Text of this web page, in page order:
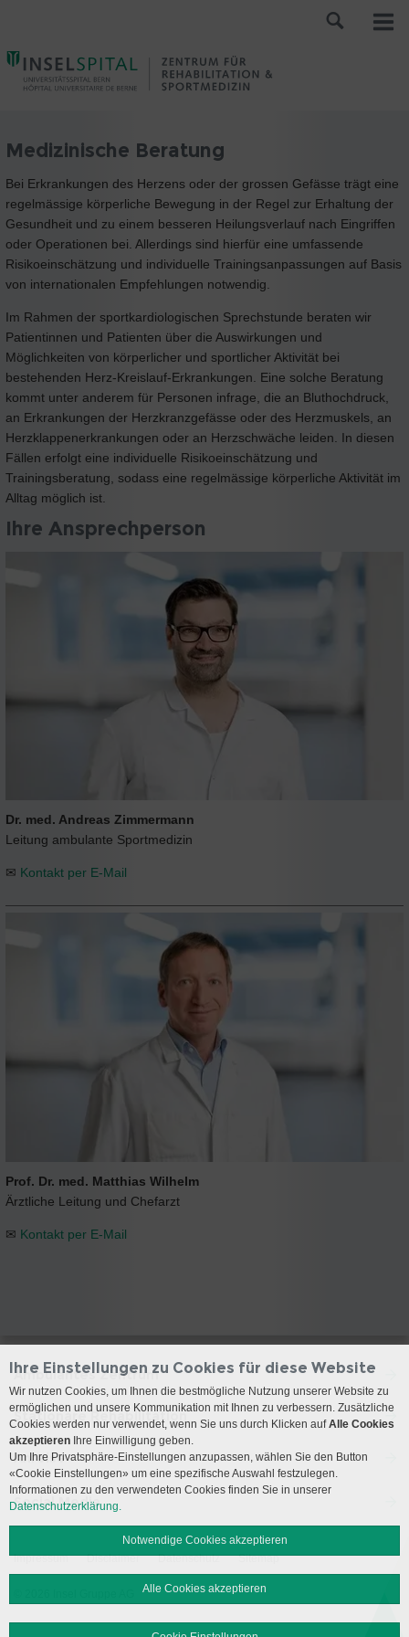
Medizinische Beratung
Bei Erkrankungen des Herzens oder der grossen Gefässe trägt eine
regelmässige körperliche Bewegung in der Regel zur Erhaltung der
Gesundheit und zu einem besseren Heilungsverlauf nach Eingriffen
oder Operationen bei. Allerdings sind hierfür eine umfassende
Risikoeinschätzung und individuelle Trainingsanpassungen auf Basis
von internationalen Empfehlungen notwendig.
Im Rahmen der sportkardiologischen Sprechstunde beraten wir
Patientinnen und Patienten über die Auswirkungen und
Möglichkeiten von körperlicher und sportlicher Aktivität bei
bestehenden Herz-Kreislauf-Erkrankungen. Eine solche Beratung
kommt unter anderem für Personen infrage, die an Bluthochdruck,
an Erkrankungen der Herzkranzgefässe oder des Herzmuskels, an
Herzklappenerkrankungen oder an Herzschwäche leiden. In diesen
Fällen erfolgt eine individuelle Risikoeinschätzung und
Trainingsberatung, sodass eine regelmässige körperliche Aktivität im
Alltag möglich ist.
Ihre Ansprechperson
Dr. med. Andreas Zimmermann
Leitung ambulante Sportmedizin
✉ Kontakt per E-Mail
Prof. Dr. med. Matthias Wilhelm
Ärztliche Leitung und Chefarzt
✉ Kontakt per E-Mail
Ambulantes Zentrum
Stationäre Rehabilitation
Anreise
Social Media
Impressum Disclaimer Datenschutz Sitemap
Ihre Einstellungen zu Cookies für diese Website
Wir nutzen Cookies, um Ihnen die bestmögliche Nutzung unserer Website zu
ermöglichen und unsere Kommunikation mit Ihnen zu verbessern. Zusätzliche
Cookies werden nur verwendet, wenn Sie uns durch Klicken aufAlle Cookies
akzeptieren Ihre Einwilligung geben.
Um Ihre Privatsphäre-Einstellungen anzupassen, wählen Sie den Button
«Cookie Einstellungen» um eine spezifische Auswahl festzulegen.
Informationen zu den verwendeten Cookies finden Sie in unserer
Datenschutzerklärung.
Notwendige Cookies akzeptieren
Alle Cookies akzeptieren